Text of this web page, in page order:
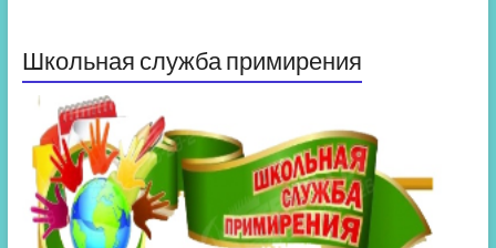
Школьная служба примирения